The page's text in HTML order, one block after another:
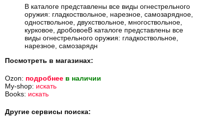
В каталоге представлены все виды огнестрельного
оружия: гладкоствольное, нарезное, самозарядное,
одноствольное, двухствольное, многоствольное,
курковое, дробовоеВ каталоге представлены все
виды огнестрельного оружия: гладкоствольное,
нарезное, самозарядн
Посмотреть в магазинах:
Ozon: подробнее в наличии
My-shop: искать
Books: искать
Другие сервисы поиска: